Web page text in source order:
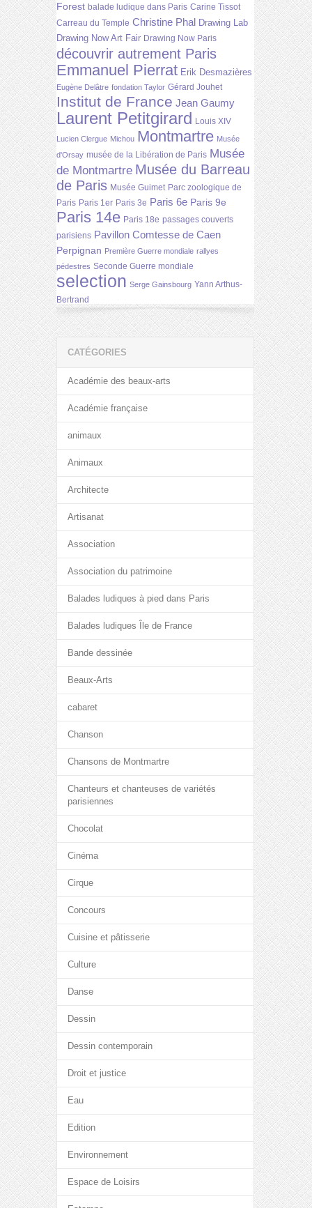
Forest balade ludique dans Paris Carine Tissot
Carreau du Temple Christine Phal Drawing Lab
Drawing Now Art Fair Drawing Now Paris
découvrir autrement Paris
Emmanuel Pierrat Erik Desmazières
Eugène Delâtre fondation Taylor Gérard Jouhet
Institut de France Jean Gaumy
Laurent Petitgirard Louis XIV
Lucien Clergue Michou Montmartre Musée
d'Orsay musée de la Libération de Paris Musée
de Montmartre Musée du Barreau
de Paris Musée Guimet Parc zoologique de
Paris Paris 1er Paris 3e Paris 6e Paris 9e
Paris 14e Paris 18e passages couverts
parisiens Pavillon Comtesse de Caen
Perpignan Première Guerre mondiale rallyes
pédestres Seconde Guerre mondiale
selection Serge Gainsbourg Yann Arthus-
Bertrand
CATÉGORIES
Académie des beaux-arts
Académie française
animaux
Animaux
Architecte
Artisanat
Association
Association du patrimoine
Balades ludiques à pied dans Paris
Balades ludiques Île de France
Bande dessinée
Beaux-Arts
cabaret
Chanson
Chansons de Montmartre
Chanteurs et chanteuses de variétés
parisiennes
Chocolat
Cinéma
Cirque
Concours
Cuisine et pâtisserie
Culture
Danse
Dessin
Dessin contemporain
Droit et justice
Eau
Edition
Environnement
Espace de Loisirs